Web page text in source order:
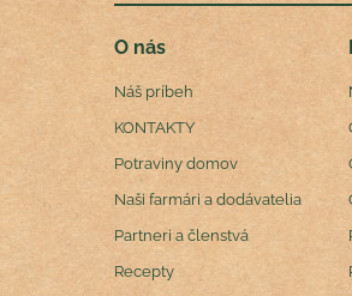
O nás
Náš príbeh
KONTAKTY
Potraviny domov
Naši farmári a dodávatelia
Partneri a členstvá
Recepty